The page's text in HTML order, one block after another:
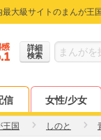
大級サイトのまんが王
詳細
検索
信 女性/少女
国 しのと